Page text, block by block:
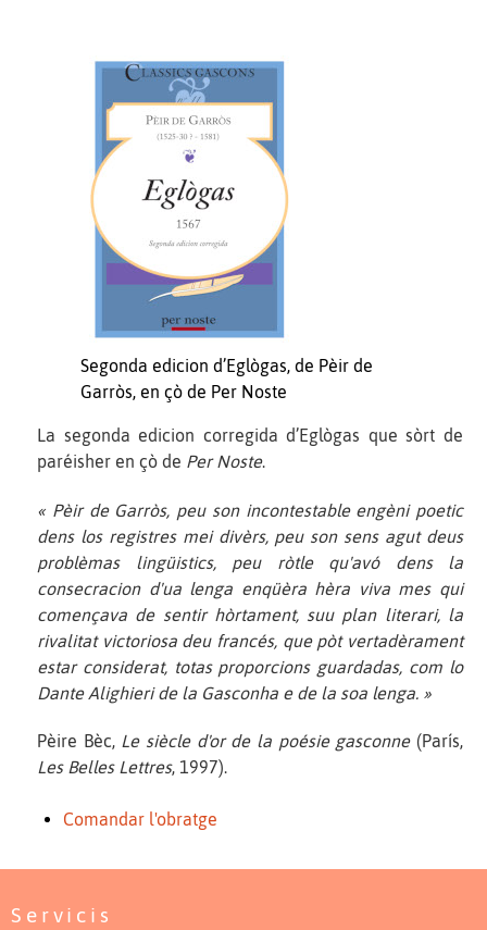
Segonda edicion d’Eglògas, de Pèir de
Garròs, en çò de Per Noste
La segonda edicion corregida d’Eglògas que sòrt de
paréisher en çò de Per Noste.
« Pèir de Garròs, peu son incontestable engèni poetic
dens los registres mei divèrs, peu son sens agut deus
problèmas lingüistics, peu ròtle qu'avó dens la
consecracion d'ua lenga enqüèra hèra viva mes qui
començava de sentir hòrtament, suu plan literari, la
rivalitat victoriosa deu francés, que pòt vertadèrament
estar considerat, totas proporcions guardadas, com lo
Dante Alighieri de la Gasconha e de la soa lenga. »
Pèire Bèc, Le siècle d'or de la poésie gasconne(París,
Les Belles Lettres, 1997).
Comandar l'obratge
Servicis